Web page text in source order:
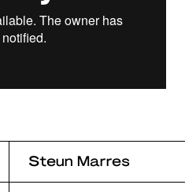
Steun Marres